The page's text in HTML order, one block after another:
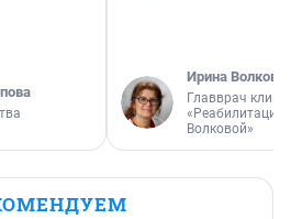
Ирина Волкова
Главврач
«Реабилитация
Волковой»